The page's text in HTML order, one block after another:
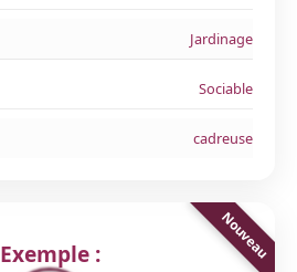
Jardinage
Sociable
cadreuse
Exemple :